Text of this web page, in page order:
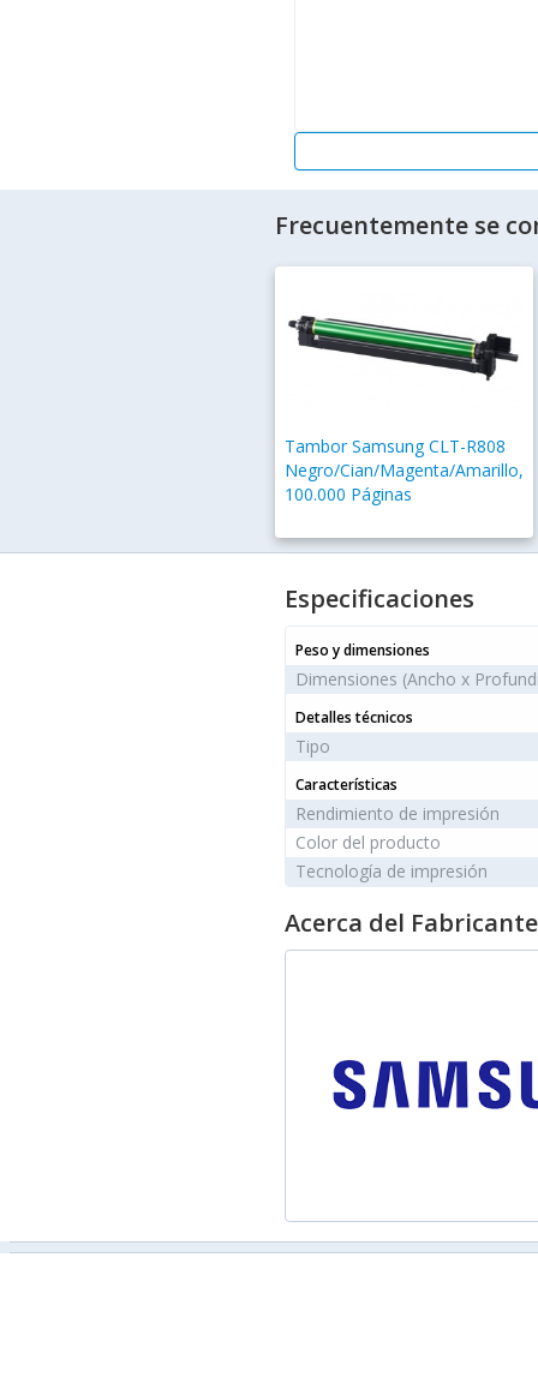
Frecuentemente se
Tambor Samsung CLT-R808
Negro/Cian/Magenta/Amarillo,
100.000 Páginas
Especificaciones
Peso y dimensiones
Dimensiones (Ancho x
Detalles técnicos
Tipo
Características
Rendimiento de impresión
Color del producto
Tecnología de impresión
Acerca del Fabricante